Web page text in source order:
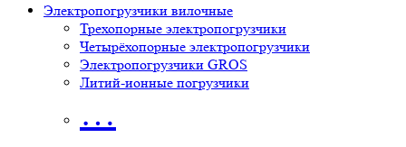
Электропогрузчики вилочные
Трехопорные электропогрузчики
Четырёхопорные электропогрузчики
Электропогрузчики GROS
Литий-ионные погрузчики
…